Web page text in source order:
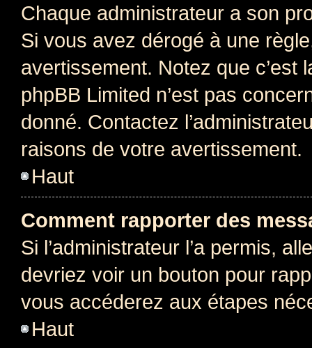
Chaque administrateur a son
Si vous avez dérogé à une
avertissement. Notez que c’est
phpBB Limited n’est pas
donné. Contactez
raisons de votre avertissement.
Haut
Comment rapporter des
Si l’administrateur l’a permis,
devriez voir un bouton pour
vous accéderez aux étapes
Haut